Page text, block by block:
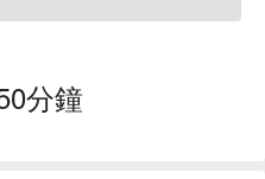
分鐘